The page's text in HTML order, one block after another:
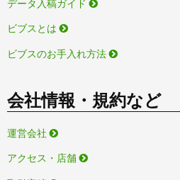
データ入稿ガイド
ビブスとは
ビブスのお手入れ方法
会社情報・規約など
運営会社
アクセス・店舗